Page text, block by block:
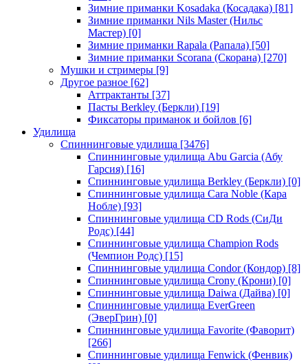
Зимние приманки Kosadaka (Косадака) [81]
Зимние приманки Nils Master (Нильс
Мастер) [0]
Зимние приманки Rapala (Рапала) [50]
Зимние приманки Scorana (Скорана) [270]
Мушки и стримеры [9]
Другое разное [62]
Аттрактанты [37]
Пасты Berkley (Беркли) [19]
Фиксаторы приманок и бойлов [6]
Удилища
Спиннинговые удилища [3476]
Спиннинговые удилища Abu Garcia (Абу
Гарсия) [16]
Спиннинговые удилища Berkley (Беркли) [0]
Спиннинговые удилища Cara Noble (Кара
Нобле) [93]
Спиннинговые удилища CD Rods (СиДи
Родс) [44]
Спиннинговые удилища Champion Rods
(Чемпион Родс) [15]
Спиннинговые удилища Condor (Кондор) [8]
Спиннинговые удилища Crony (Крони) [0]
Спиннинговые удилища Daiwa (Дайва) [0]
Спиннинговые удилища EverGreen
(ЭверГрин) [0]
Спиннинговые удилища Favorite (Фаворит)
[266]
Спиннинговые удилища Fenwick (Фенвик)